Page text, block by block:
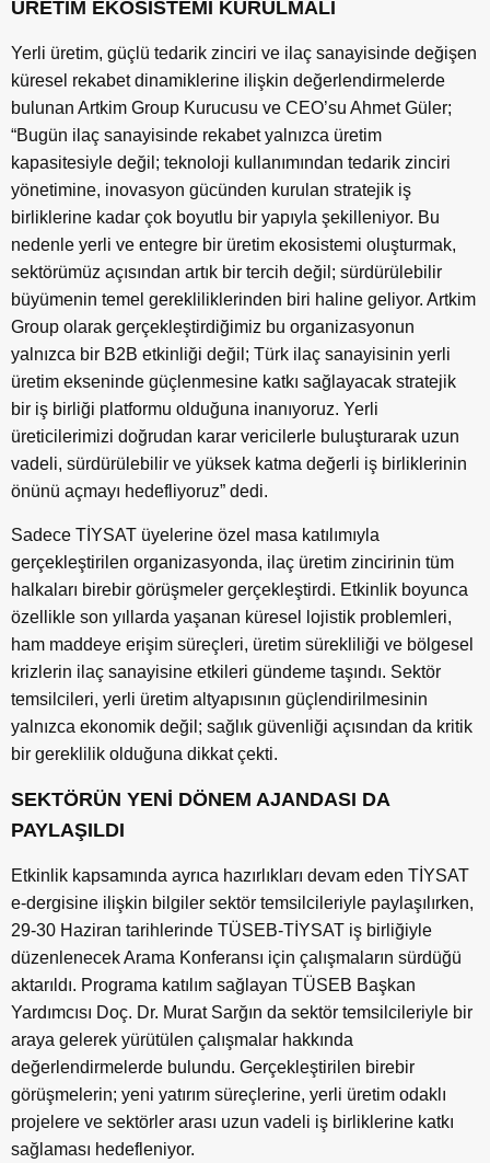
ÜRETİM EKOSİSTEMİ KURULMALI
Yerli üretim, güçlü tedarik zinciri ve ilaç sanayisinde değişen
küresel rekabet dinamiklerine ilişkin değerlendirmelerde
bulunan Artkim Group Kurucusu ve CEO’su Ahmet Güler;
“Bugün ilaç sanayisinde rekabet yalnızca üretim
kapasitesiyle değil; teknoloji kullanımından tedarik zinciri
yönetimine, inovasyon gücünden kurulan stratejik iş
birliklerine kadar çok boyutlu bir yapıyla şekilleniyor. Bu
nedenle yerli ve entegre bir üretim ekosistemi oluşturmak,
sektörümüz açısından artık bir tercih değil; sürdürülebilir
büyümenin temel gerekliliklerinden biri haline geliyor. Artkim
Group olarak gerçekleştirdiğimiz bu organizasyonun
yalnızca bir B2B etkinliği değil; Türk ilaç sanayisinin yerli
üretim ekseninde güçlenmesine katkı sağlayacak stratejik
bir iş birliği platformu olduğuna inanıyoruz. Yerli
üreticilerimizi doğrudan karar vericilerle buluşturarak uzun
vadeli, sürdürülebilir ve yüksek katma değerli iş birliklerinin
önünü açmayı hedefliyoruz” dedi.
Sadece TİYSAT üyelerine özel masa katılımıyla
gerçekleştirilen organizasyonda, ilaç üretim zincirinin tüm
halkaları birebir görüşmeler gerçekleştirdi. Etkinlik boyunca
özellikle son yıllarda yaşanan küresel lojistik problemleri,
ham maddeye erişim süreçleri, üretim sürekliliği ve bölgesel
krizlerin ilaç sanayisine etkileri gündeme taşındı. Sektör
temsilcileri, yerli üretim altyapısının güçlendirilmesinin
yalnızca ekonomik değil; sağlık güvenliği açısından da kritik
bir gereklilik olduğuna dikkat çekti.
SEKTÖRÜN YENİ DÖNEM AJANDASI DA
PAYLAŞILDI
Etkinlik kapsamında ayrıca hazırlıkları devam eden TİYSAT
e-dergisine ilişkin bilgiler sektör temsilcileriyle paylaşılırken,
29-30 Haziran tarihlerinde TÜSEB-TİYSAT iş birliğiyle
düzenlenecek Arama Konferansı için çalışmaların sürdüğü
aktarıldı. Programa katılım sağlayan TÜSEB Başkan
Yardımcısı Doç. Dr. Murat Sarğın da sektör temsilcileriyle bir
araya gelerek yürütülen çalışmalar hakkında
değerlendirmelerde bulundu. Gerçekleştirilen birebir
görüşmelerin; yeni yatırım süreçlerine, yerli üretim odaklı
projelere ve sektörler arası uzun vadeli iş birliklerine katkı
sağlaması hedefleniyor.